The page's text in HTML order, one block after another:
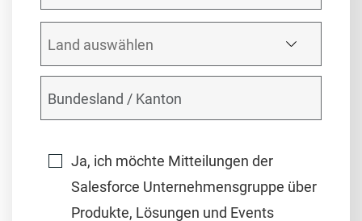
Ja, ich möchte Mitteilungen der
Salesforce Unternehmensgruppe über
Produkte, Lösungen und Events